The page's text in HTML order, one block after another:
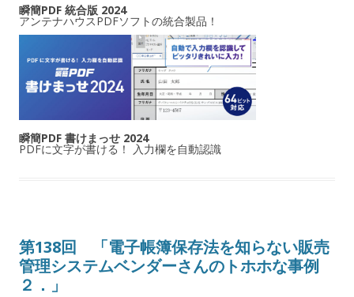
瞬簡PDF 統合版 2024
アンテナハウスPDFソフトの統合製品！
瞬簡PDF 書けまっせ 2024
PDFに文字が書ける！ 入力欄を自動認識
第138回 「電子帳簿保存法を知らない販売
管理システムベンダーさんのトホホな事例
２．」